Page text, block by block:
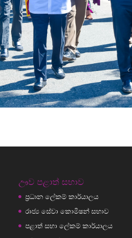
ඌව පළාත් සභාව
ප්‍රධාන ලේකම් කාර්යාලය
රාජ්‍ය සේවා කොමිෂන් සභාව
පළාත් සභා ලේකම් කාර්යාලය